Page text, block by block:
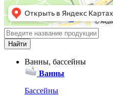
Ванны, бассейны
Ванны
Бассейны